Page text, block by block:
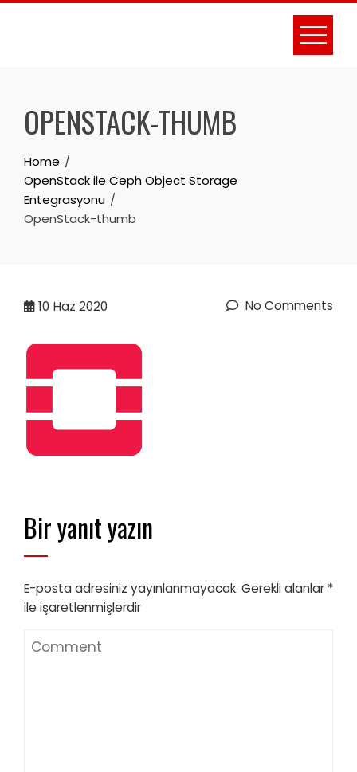
Skip
OPENSTACK-THUMB
Home
OpenStack ile Ceph Object Storage
Entegrasyonu
OpenStack-thumb
10 Haz 2020 No Comments
Bir yanıt yazın
E-posta adresiniz yayınlanmayacak. Gerekli alanlar *
ile işaretlenmişlerdir